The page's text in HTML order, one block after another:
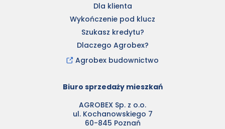
Dla klienta
Wykończenie pod klucz
Szukasz kredytu?
Dlaczego Agrobex?
Agrobex budownictwo
Biuro sprzedaży mieszkań
AGROBEX Sp. z o.o.
ul. Kochanowskiego 7
60-845 Poznań